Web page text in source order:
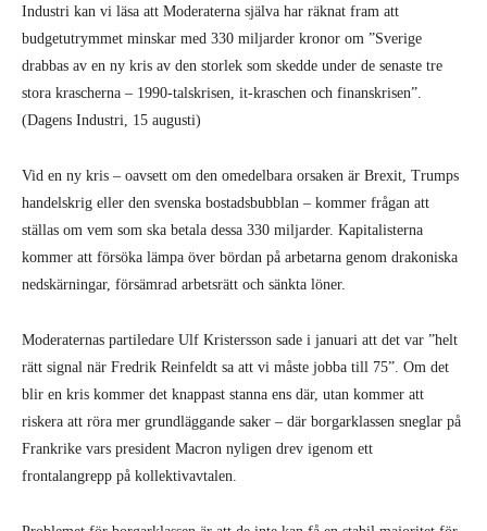
Industri kan vi läsa att Moderaterna själva har räknat fram att
budgetutrymmet minskar med 330 miljarder kronor om ”Sverige
drabbas av en ny kris av den storlek som skedde under de senaste tre
stora krascherna – 1990-talskrisen, it-kraschen och finanskrisen”.
(Dagens Industri, 15 augusti)
Vid en ny kris – oavsett om den omedelbara orsaken är Brexit, Trumps
handelskrig eller den svenska bostadsbubblan – kommer frågan att
ställas om vem som ska betala dessa 330 miljarder. Kapitalisterna
kommer att försöka lämpa över bördan på arbetarna genom drakoniska
nedskärningar, försämrad arbetsrätt och sänkta löner.
Moderaternas partiledare Ulf Kristersson sade i januari att det var ”helt
rätt signal när Fredrik Reinfeldt sa att vi måste jobba till 75”. Om det
blir en kris kommer det knappast stanna ens där, utan kommer att
riskera att röra mer grundläggande saker – där borgarklassen sneglar på
Frankrike vars president Macron nyligen drev igenom ett
frontalangrepp på kollektivavtalen.